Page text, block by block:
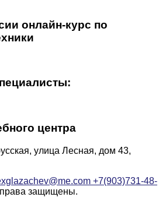
онлайн-курс по
центра
улица Лесная, дом 43,
+7(903)731-48-
защищены.